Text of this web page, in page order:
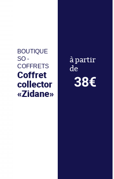
BOUTIQUE
SO -
COFFRETS
Coffret
collector
«Zidane»
à partir
de
38€